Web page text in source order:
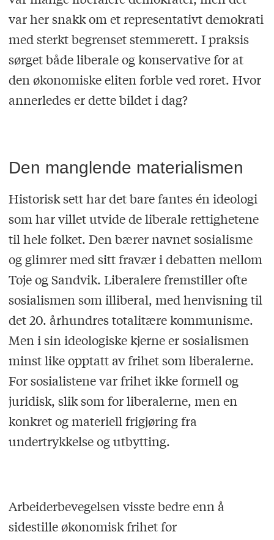
var her snakk om et representativt demokrati
med sterkt begrenset stemmerett. I praksis
sørget både liberale og konservative for at
den økonomiske eliten forble ved roret. Hvor
annerledes er dette bildet i dag?
Den manglende materialismen
Historisk sett har det bare fantes én ideologi
som har villet utvide de liberale rettighetene
til hele folket. Den bærer navnet sosialisme
og glimrer med sitt fravær i debatten mellom
Toje og Sandvik. Liberalere fremstiller ofte
sosialismen som illiberal, med henvisning til
det 20. århundres totalitære kommunisme.
Men i sin ideologiske kjerne er sosialismen
minst like opptatt av frihet som liberalerne.
For sosialistene var frihet ikke formell og
juridisk, slik som for liberalerne, men en
konkret og materiell frigjøring fra
undertrykkelse og utbytting.
Arbeiderbevegelsen visste bedre enn å
sidestille økonomisk frihet for